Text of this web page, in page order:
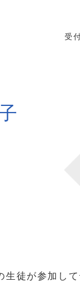
受
徒が参加し